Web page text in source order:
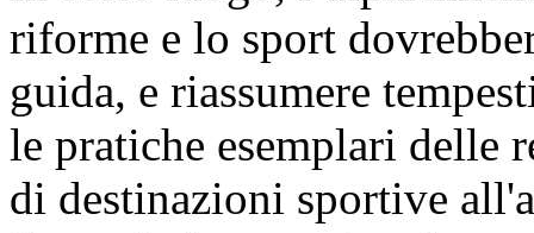
riforme e lo sport
guida, e riassumere
le pratiche esemplari delle
di destinazioni sportive